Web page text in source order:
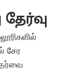
சேர